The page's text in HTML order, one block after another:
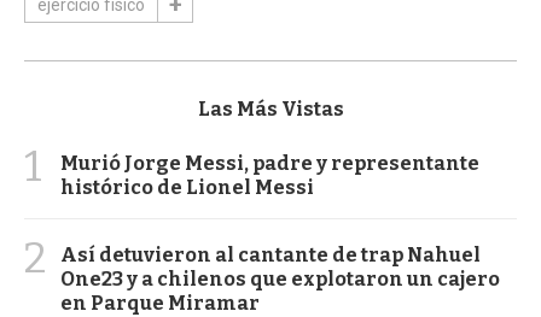
ejercicio físico
Las Más Vistas
1
Murió Jorge Messi, padre y representante
histórico de Lionel Messi
2
Así detuvieron al cantante de trap Nahuel
One23 y a chilenos que explotaron un cajero
en Parque Miramar